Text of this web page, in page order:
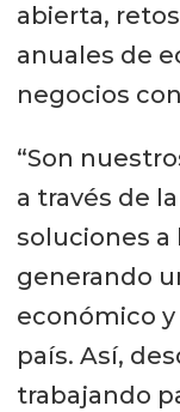
abierta,
anuales de
negocios
“Son
a través de
soluciones a
generando
económico
país. Así,
trabajando